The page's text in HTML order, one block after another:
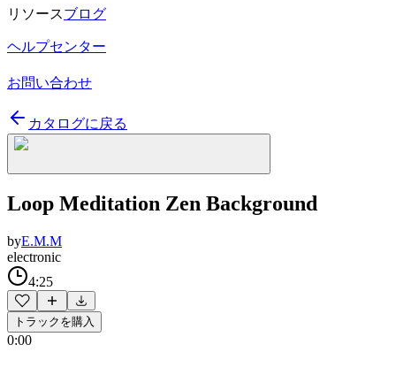
リソースブログ
ヘルプセンター
お問い合わせ
カタログに戻る
Loop Meditation Zen Background
byE.M.M
electronic
4:25
トラックを購入
0:00